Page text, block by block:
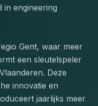
in engineering
Gent, waar meer
een sleutelspeler
Deze
innovatie en
jaarlijks meer